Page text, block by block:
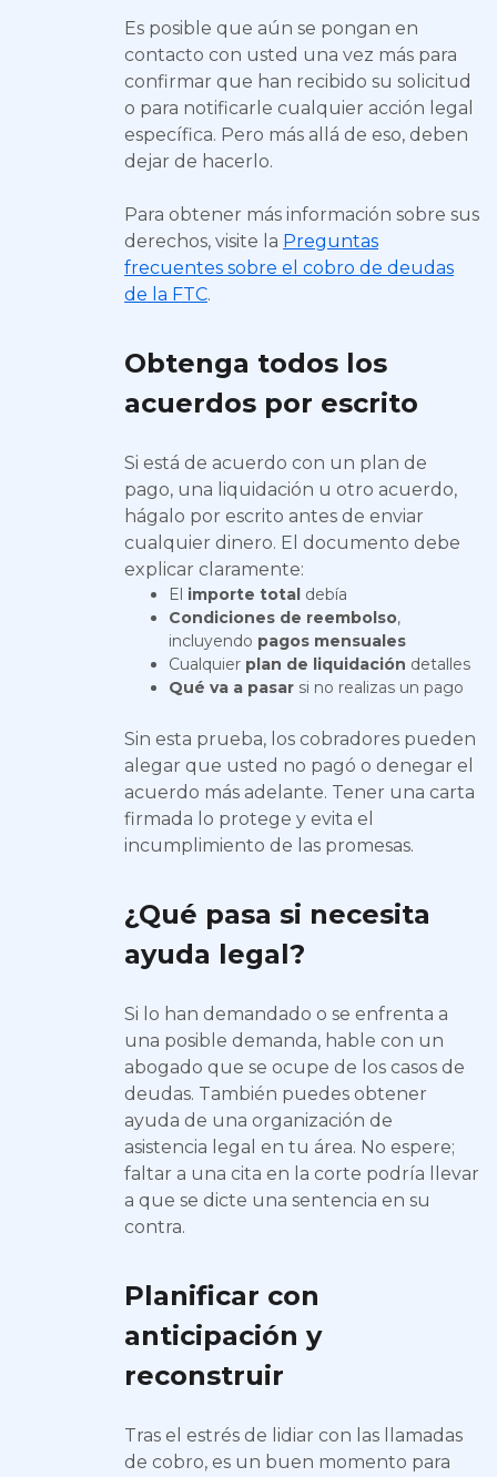
Es posible que aún se pongan en
contacto con usted una vez más para
confirmar que han recibido su solicitud
o para notificarle cualquier acción legal
específica. Pero más allá de eso, deben
dejar de hacerlo.
Para obtener más información sobre sus
derechos, visite la Preguntas
frecuentes sobre el cobro de deudas
de la FTC.
Obtenga todos los
acuerdos por escrito
Si está de acuerdo con un plan de
pago, una liquidación u otro acuerdo,
hágalo por escrito antes de enviar
cualquier dinero. El documento debe
explicar claramente:
El importe total debía
Condiciones de reembolso,
incluyendo pagos mensuales
Cualquier plan de liquidación detalles
Qué va a pasar si no realizas un pago
Sin esta prueba, los cobradores pueden
alegar que usted no pagó o denegar el
acuerdo más adelante. Tener una carta
firmada lo protege y evita el
incumplimiento de las promesas.
¿Qué pasa si necesita
ayuda legal?
Si lo han demandado o se enfrenta a
una posible demanda, hable con un
abogado que se ocupe de los casos de
deudas. También puedes obtener
ayuda de una organización de
asistencia legal en tu área. No espere;
faltar a una cita en la corte podría llevar
a que se dicte una sentencia en su
contra.
Planificar con
anticipación y
reconstruir
Tras el estrés de lidiar con las llamadas
de cobro, es un buen momento para